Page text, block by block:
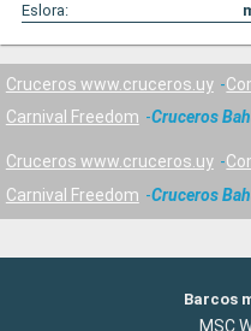
Eslora:
Cruceros www.cruceros.uy
Carnival Freedom
Cruceros
Cruceros www.cruceros.uy
Carnival Freedom
Cruceros
Barcos
MSC